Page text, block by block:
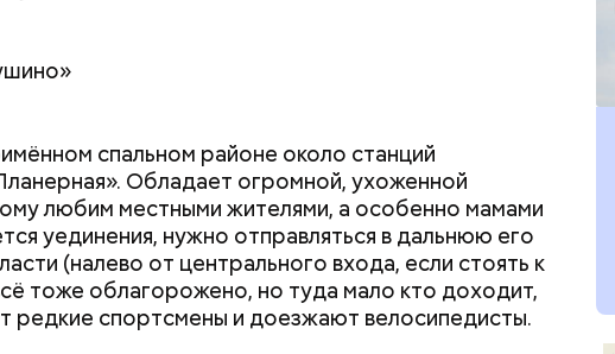
спальном районе около станций
Обладает огромной, ухоженной
любим местными жителями, а особенно мамами
уединения, нужно отправляться в дальнюю его
(налево от центрального входа, если стоять к
тоже облагорожено, но туда мало кто доходит,
редкие спортсмены и доезжают велосипедисты.
батареи дома и
штраф
Как получить до 100 тысяч
рублей от государства при
трудной ситуации: кто может
претендовать и какие нужны
документы